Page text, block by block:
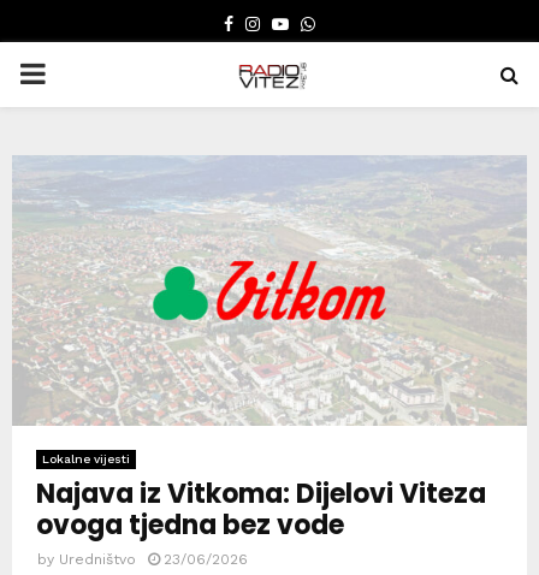
FACEBOOK
INSTAGRAM
YOUTUBE
WHATSAPP
PRIMARY
Lokalne vijesti
Najava iz Vitkoma: Dijelovi Viteza
ovoga tjedna bez vode
by Uredništvo 23/06/2026